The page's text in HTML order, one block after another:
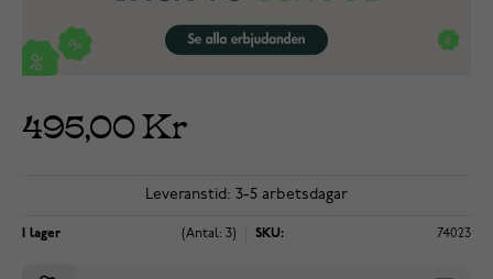
495,00 Kr
Leveranstid: 3-5 arbetsdagar
I lager (Antal: 3) SKU: 74023